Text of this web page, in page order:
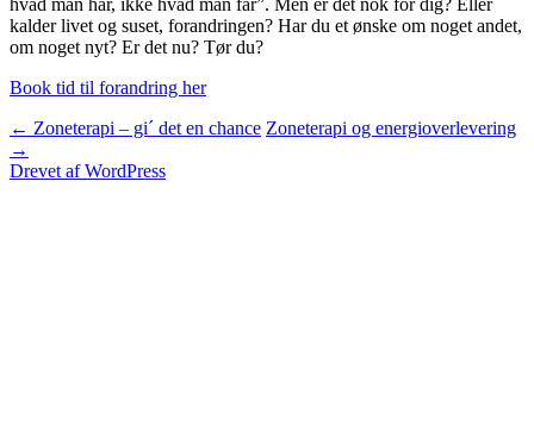
kalder livet og suset, forandringen? Har du et ønske om noget andet,
om noget nyt? Er det nu? Tør du?
Book tid til forandring her
Indlægsnavigation
← Zoneterapi – gi´ det en chance Zoneterapi og energioverlevering
→
Drevet af WordPress